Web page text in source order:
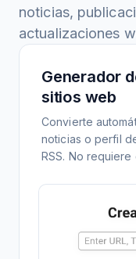
noticias,
actualizaciones
Generador
sitios web
Convierte
noticias o perfil
RSS. No